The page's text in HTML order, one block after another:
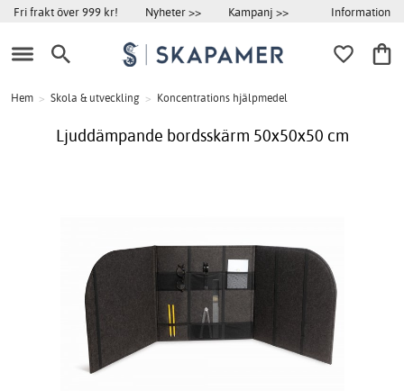
Fri frakt över 999 kr! Nyheter >> Kampanj >> Information
Hem > Skola & utveckling > Koncentrations hjälpmedel
Ljuddämpande bordsskärm 50x50x50 cm